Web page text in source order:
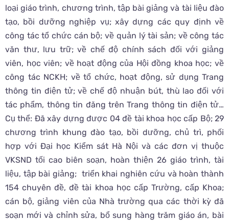
loại giáo trình, chương trình, tập bài giảng và tài liệu đào
tạo, bồi dưỡng nghiệp vụ; xây dựng các quy định về
công tác tổ chức cán bộ; về quản lý tài sản; về công tác
văn thư, lưu trữ; về chế độ chính sách đối với giảng
viên, học viên; về hoạt động của Hội đồng khoa học; về
công tác NCKH; về tổ chức, hoạt động, sử dụng Trang
thông tin điện tử; về chế độ nhuận bút, thù lao đối với
tác phẩm, thông tin đăng trên Trang thông tin điện tử…
Cụ thể: Đã xây dựng được 04 đề tài khoa học cấp Bộ; 29
chương trình khung đào tạo, bồi dưỡng, chủ trì, phối
hợp với Đại học Kiểm sát Hà Nội và các đơn vị thuộc
VKSND tối cao biên soạn, hoàn thiện 26 giáo trình, tài
liệu, tập bài giảng; triển khai nghiên cứu và hoàn thành
154 chuyên đề, đề tài khoa học cấp Trường, cấp Khoa;
cán bộ, giảng viên của Nhà trường qua các thời kỳ đã
soạn mới và chỉnh sửa, bổ sung hàng trăm giáo án, bài